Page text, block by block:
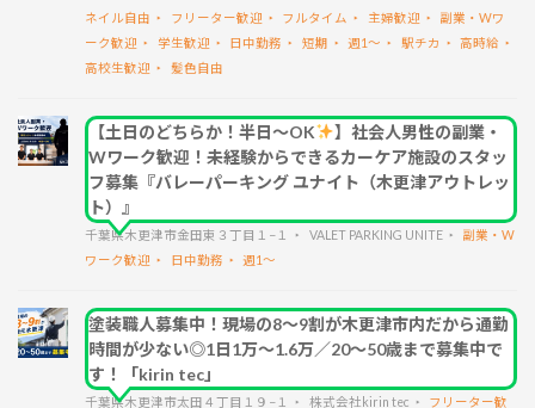
ネイル自由
フリーター歓迎 フルタイム 主婦歓迎
副業・Wワ
ーク歓迎
学生歓迎 日中勤務 短期 週1～ 駅チカ
高時給
高校生歓迎
髪色自由
【土日のどちらか！半日～OK
】社会人男性の副業・
Wワーク歓迎！未経験からできるカーケア施設のスタッ
フ募集『バレーパーキング ユナイト（木更津アウトレッ
ト）』
千葉県木更津市金田東３丁目１−１ VALET PARKING UNITE
副業・W
ワーク歓迎
日中勤務 週1～
塗装職人募集中！現場の8～9割が木更津市内だから通勤
時間が少ない◎1日1万～1.6万／20～50歳まで募集中で
す！「kirin tec」
千葉県木更津市太田４丁目１９−１ 株式会社kirin tec フリーター歓